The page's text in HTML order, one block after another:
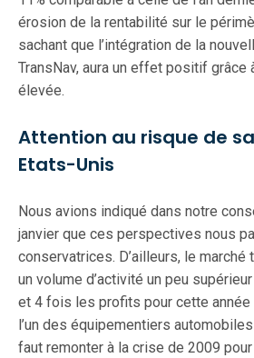
érosion de la rentabilité sur le
sachant que l’intégration de la
TransNav, aura un effet positif grâce
élevée.
Attention au risque de
Etats-Unis
Nous avions indiqué dans notre
janvier que ces perspectives nous
conservatrices. D’ailleurs, le marché
un volume d’activité un peu
et 4 fois les profits pour cette
l’un des équipementiers
faut remonter à la crise de 2009 pour